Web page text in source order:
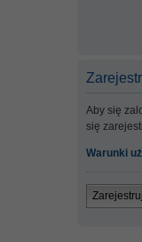
Aby się
się
Warunki
Zarejestruj